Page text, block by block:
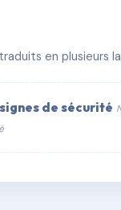
en plusieurs
de sécurité